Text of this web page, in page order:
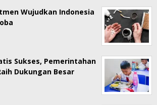
Wujudkan Indonesia
Sukses, Pemerintahan
Dukungan Besar